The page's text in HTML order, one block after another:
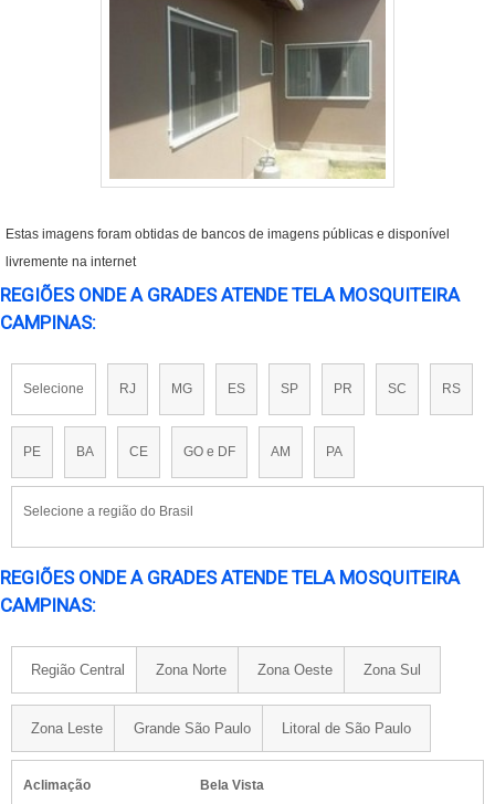
Estas imagens foram obtidas de bancos de imagens públicas e disponível
livremente na internet
REGIÕES ONDE A GRADES ATENDE TELA MOSQUITEIRA
CAMPINAS:
Selecione RJ MG ES SP PR SC RS
PE BA CE GO e DF AM PA
Selecione a região do Brasil
REGIÕES ONDE A GRADES ATENDE TELA MOSQUITEIRA
CAMPINAS:
Região Central Zona Norte Zona Oeste Zona Sul
Zona Leste Grande São Paulo Litoral de São Paulo
Aclimação
Bela Vista